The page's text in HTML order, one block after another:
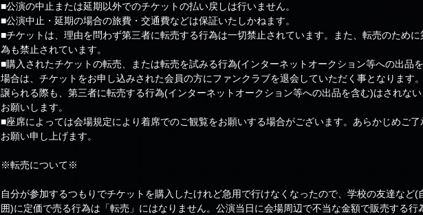
■公演の中止または延期以外でのチケットの払い戻しは行いません。
■公演中止・延期の場合の旅費・交通費などは保証いたしかねます。
■チケットは、理由を問わず第三者に転売する行為は一切禁止されています。また、転売のため
為も禁止されています。
■購入されたチケットの転売、または転売を試みる行為(インターネットオークション等への出品
場合は、チケットをお申し込みされた会員の方にファンクラブを退会していただく事となります
譲られる際も、第三者に転売する行為(インターネットオークション等への出品を含む)はされな
お願いします。
■座席によっては会場規定により着席でのご観覧をお願いする場合がございます。あらかじめご
お願い申し上げます。
※転売について※
自分が参加するつもりでチケットを購入したけれど急用で行けなくなったので、学校の友達など(
囲)に定価で売る行為は「転売」にはなりません。公演当日に会場周辺で不当な金額で販売する行